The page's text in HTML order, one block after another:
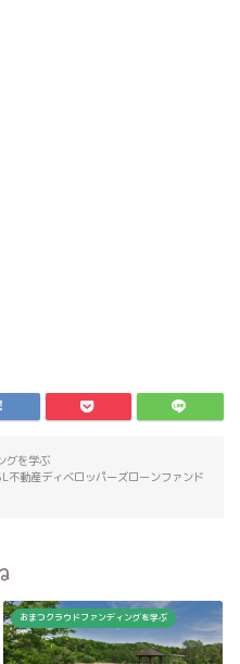
グを学ぶ
不動産ディベロッパーズローンファンド
おまつクラウドファンディングを学ぶ